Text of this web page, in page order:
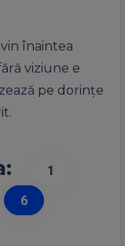
înaintea
viziune e
pe dorințe
1
6